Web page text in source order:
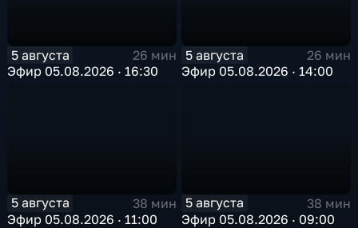
5 августа
26 мин
Эфир 05.08.2026 · 16:30
5 августа
26 мин
Эфир 05.08.2026 · 14:00
5 августа
38 мин
Эфир 05.08.2026 · 11:00
5 августа
38 мин
Эфир 05.08.2026 · 09:00